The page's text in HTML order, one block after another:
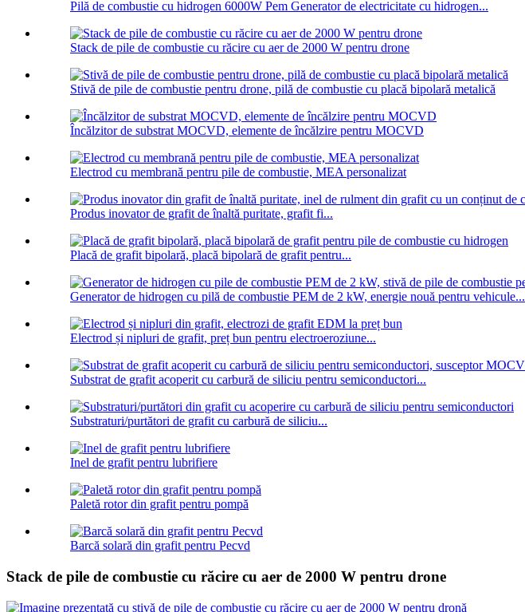
Pilă de combustie cu hidrogen 6000W Pem Generator de electricitate cu hidrogen...
Stack de pile de combustie cu răcire cu aer de 2000 W pentru drone
Stivă de pile de combustie pentru drone, pilă de combustie cu placă bipolară metalică
Încălzitor de substrat MOCVD, elemente de încălzire pentru MOCVD
Electrod cu membrană pentru pile de combustie, MEA personalizat
Produs inovator de grafit de înaltă puritate, grafit fi...
Placă de grafit bipolară, placă bipolară de grafit pentru...
Generator de hidrogen cu pilă de combustie PEM de 2 kW, energie nouă pentru vehicule...
Electrod și nipluri de grafit, preț bun pentru electroeroziune...
Substrat de grafit acoperit cu carbură de siliciu pentru semiconductori...
Substraturi/purtători de grafit cu carbură de siliciu...
Inel de grafit pentru lubrifiere
Paletă rotor din grafit pentru pompă
Barcă solară din grafit pentru Pecvd
Stack de pile de combustie cu răcire cu aer de 2000 W pentru drone